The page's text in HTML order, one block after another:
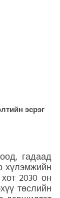
эсрэг
гадаад
хүлэмжийн
2030 он
төслийн